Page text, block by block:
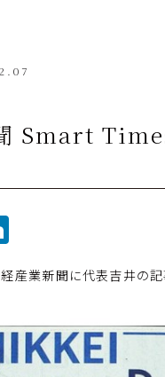
Smart
n
k
e
dI
産業新聞に代表吉井の記